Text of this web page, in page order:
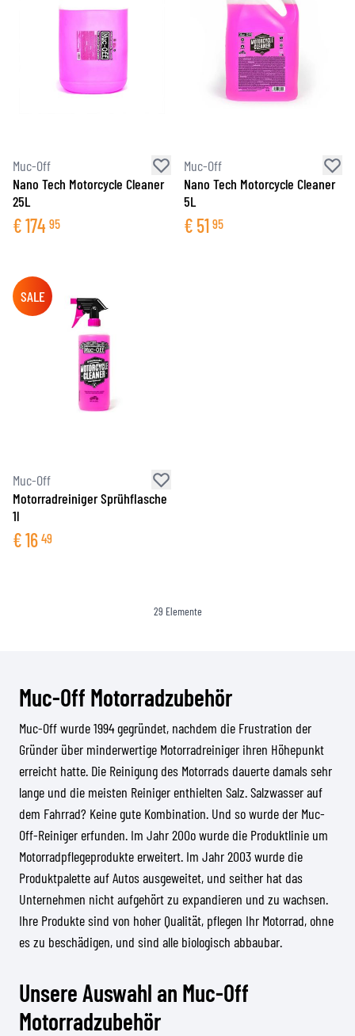
Muc-Off
Nano Tech Motorcycle Cleaner
25L
€174 95
Muc-Off
Nano Tech Motorcycle Cleaner
5L
€ 51 95
SALE
Muc-Off
Motorradreiniger Sprühflasche
1l
€16 49
29 Elemente
Muc-Off Motorradzubehör
Muc-Off wurde 1994 gegründet, nachdem die Frustration der
Gründer über minderwertige Motorradreiniger ihren Höhepunkt
erreicht hatte. Die Reinigung des Motorrads dauerte damals sehr
lange und die meisten Reiniger enthielten Salz. Salzwasser auf
dem Fahrrad? Keine gute Kombination. Und so wurde der Muc-
Off-Reiniger erfunden. Im Jahr 200o wurde die Produktlinie um
Motorradpflegeprodukte erweitert. Im Jahr 2003 wurde die
Produktpalette auf Autos ausgeweitet, und seither hat das
Unternehmen nicht aufgehört zu expandieren und zu wachsen.
Ihre Produkte sind von hoher Qualität, pflegen Ihr Motorrad, ohne
es zu beschädigen, und sind alle biologisch abbaubar.
Unsere Auswahl an Muc-Off
Motorradzubehör